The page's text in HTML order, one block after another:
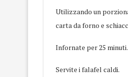
Utilizzando un
carta da forno e
Infornate per 25 minuti.
Servite i falafel caldi.